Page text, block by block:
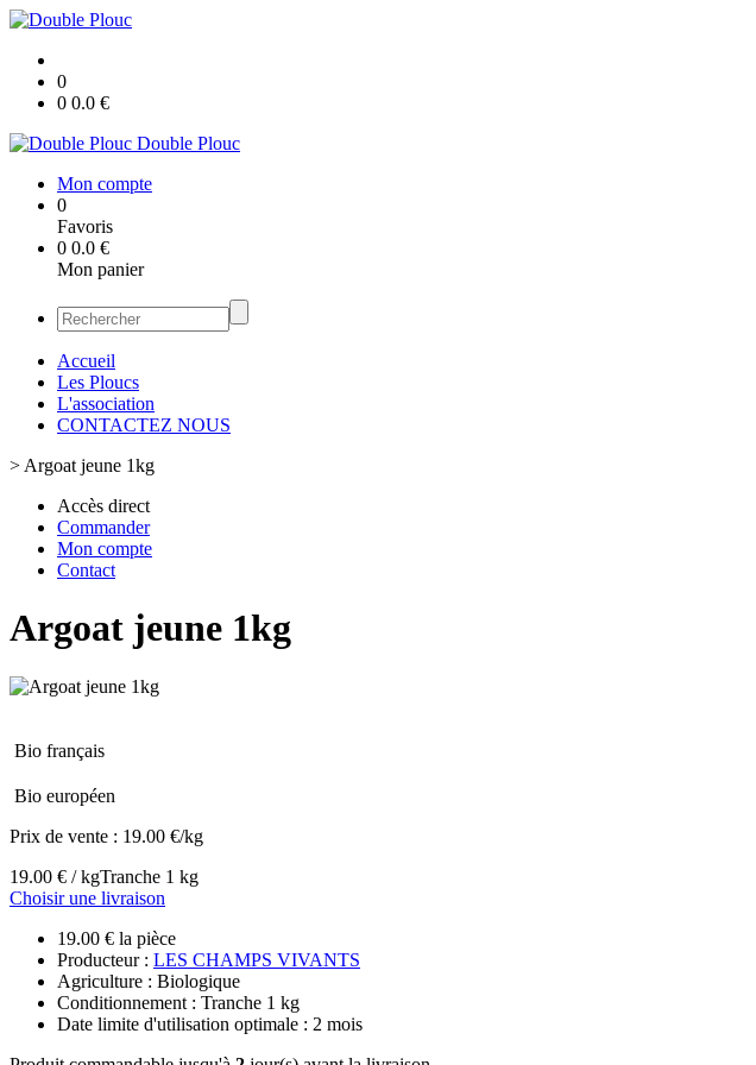
0
0 0.0 €
Double Plouc
Mon compte
0
Favoris
0 0.0 €
Mon panier
Accueil
Les Ploucs
L'association
CONTACTEZ NOUS
> Argoat jeune 1kg
Accès direct
Commander
Mon compte
Contact
Argoat jeune 1kg
Bio français
Bio européen
Prix de vente : 19.00 €/kg
19.00 € / kgTranche 1 kg
Choisir une livraison
19.00 € la pièce
Producteur : LES CHAMPS VIVANTS
Agriculture : Biologique
Conditionnement : Tranche 1 kg
Date limite d'utilisation optimale : 2 mois